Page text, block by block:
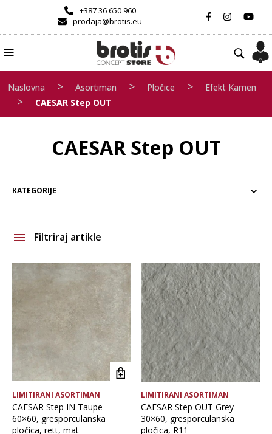
+387 36 650 960
prodaja@brotis.eu
Naslovna > Asortiman > Pločice > Efekt Kamen
> CAESAR Step OUT
CAESAR Step OUT
KATEGORIJE
Filtriraj artikle
Namjena pločice
Vrsta obrade pločice
LIMITIRANI ASORTIMAN
CAESAR Step IN Taupe
60×60, gresporculanska
pločica, rett, mat
LIMITIRANI ASORTIMAN
CAESAR Step OUT Grey
30×60, gresporculanska
pločica, R11